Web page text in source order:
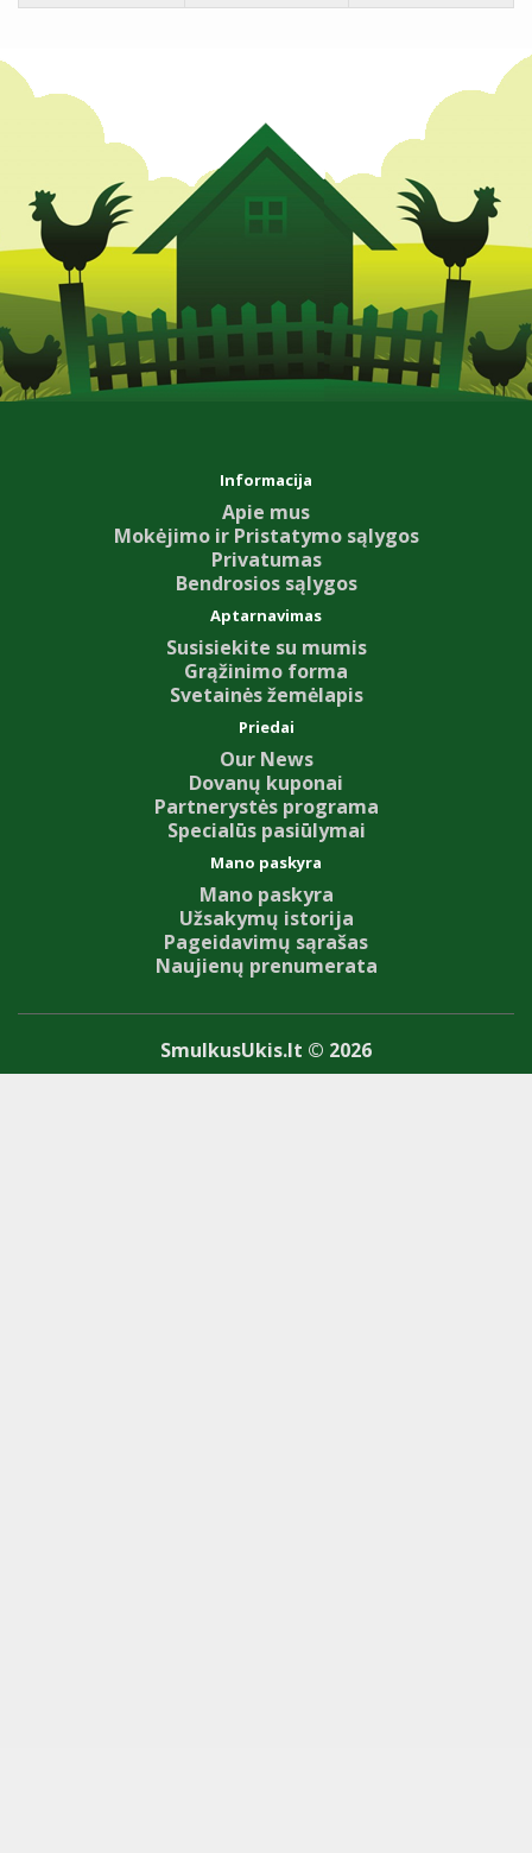
Informacija
Apie mus
Mokėjimo ir Pristatymo sąlygos
Privatumas
Bendrosios sąlygos
Aptarnavimas
Susisiekite su mumis
Grąžinimo forma
Svetainės žemėlapis
Priedai
Our News
Dovanų kuponai
Partnerystės programa
Specialūs pasiūlymai
Mano paskyra
Mano paskyra
Užsakymų istorija
Pageidavimų sąrašas
Naujienų prenumerata
SmulkusUkis.lt © 2026